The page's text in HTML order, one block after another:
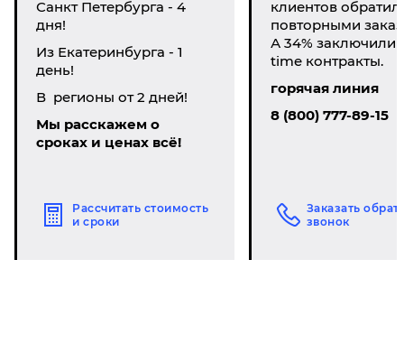
Санкт Петербурга - 4
дня!
Из Екатеринбурга - 1
день!
В регионы от 2 дней!
Мы расскажем о
сроках и ценах всё!
Рассчитать стоимость
и сроки
клиентов
повторными
А 34% заключили
time контракты.
горячая линия
8 (800) 777-89-15
Заказать
звонок